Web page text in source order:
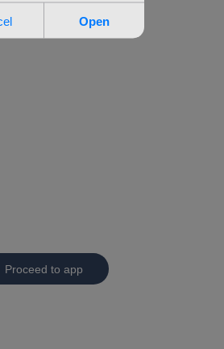
Proceed to app